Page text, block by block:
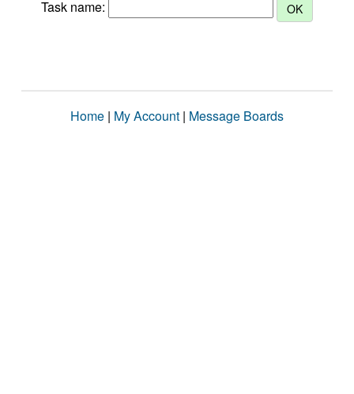
Task name:
Home | My Account | Message Boards